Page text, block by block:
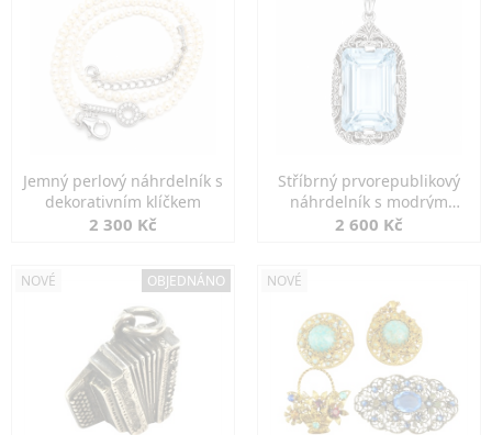
Jemný perlový náhrdelník s
dekorativním klíčkem
2 300 Kč
Stříbrný prvorepublikový
náhrdelník s modrým
spinelem
2 600 Kč
NOVÉ OBJEDNÁNO NOVÉ